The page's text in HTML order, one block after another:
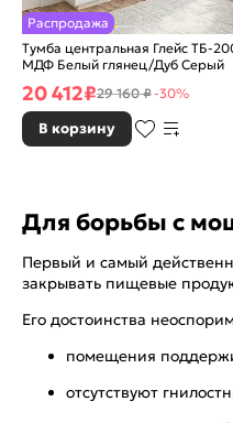
Распродажа
Тумба центральная Глейс ТБ-
МДФ Белый глянец/Дуб Серый
20 412₽29 160 ₽-30%
В корзину
Для борьбы с
Первый и самый
закрывать пищевые
Его достоинства
помещения
отсутствуют